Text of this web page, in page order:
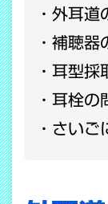
外耳道
補聴器
耳型採
耳栓の
さいご